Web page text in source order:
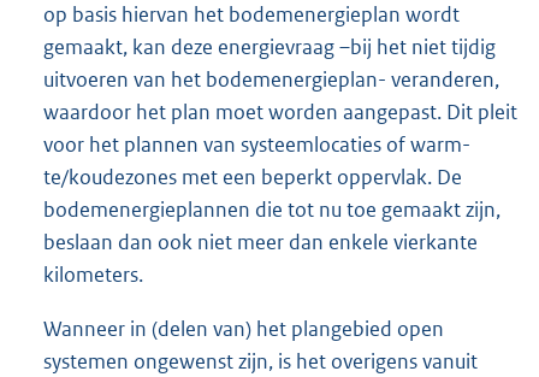
op basis hiervan het bodemenergieplan wordt
gemaakt, kan deze energievraag –bij het niet tijdig
uitvoeren van het bodemenergieplan- veranderen,
waardoor het plan moet worden aangepast. Dit pleit
voor het plannen van systeemlocaties of warm-
te/koudezones met een beperkt oppervlak. De
bodemenergieplannen die tot nu toe gemaakt zijn,
beslaan dan ook niet meer dan enkele vierkante
kilometers.
Wanneer in (delen van) het plangebied open
systemen ongewenst zijn, is het overigens vanuit